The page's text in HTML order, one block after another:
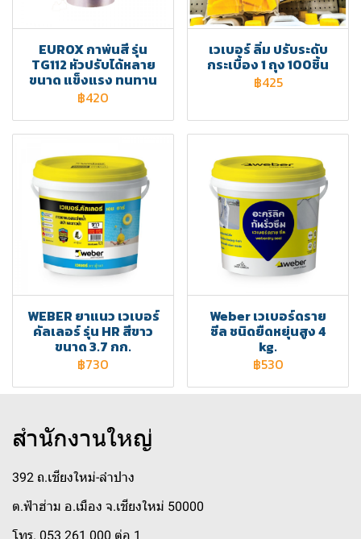
EUROX กาพ่นสี รุ่น
TG112 หัวปรับได้หลาย
ขนาด แข็งแรง ทนทาน
฿420
เวเบอร์ ลิ่ม ปรับระดับ
กระเบื้อง 1 ถุง 100ชิ้น
฿425
WEBER ยาแนว เวเบอร์
คัลเลอร์ รุ่น HR สีขาว
ขนาด 3.7 กก.
฿730
Weber เวเบอร์ดราย
ซีล ชนิดยืดหยุ่นสูง 4
kg.
฿530
สำนักงานใหญ่
392 ถ.เชียงใหม่-ลำปาง
ต.ฟ้าฮ่าม อ.เมือง จ.เชียงใหม่ 50000
โทร. 053 261 000 ต่อ 1